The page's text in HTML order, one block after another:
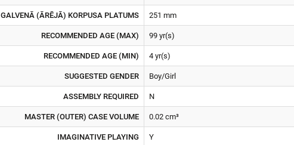
GALVENĀ (ĀRĒJĀ) KORPUSA PLATUMS 251 mm
RECOMMENDED AGE (MAX) 99 yr(s)
RECOMMENDED AGE (MIN) 4 yr(s)
SUGGESTED GENDER Boy/Girl
ASSEMBLY REQUIRED N
MASTER (OUTER) CASE VOLUME 0.02 cm³
IMAGINATIVE PLAYING Y